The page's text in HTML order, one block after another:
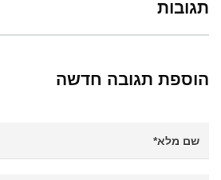
תגובות
הוספת תגובה חדשה